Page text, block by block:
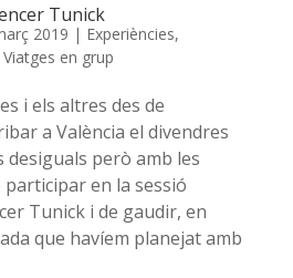
Tunick
2019 | Experiències,
Viatges en grup
i els altres des de
a València el divendres
desiguals però amb les
participar en la sessió
Tunick i de gaudir, en
que havíem planejat amb